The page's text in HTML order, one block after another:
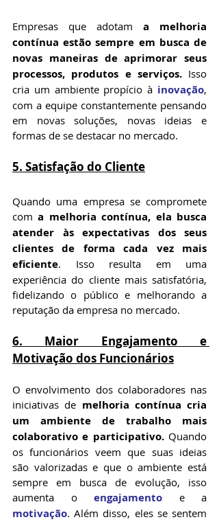
Empresas que adotam a melhoria
contínua estão sempre em busca de
novas maneiras de aprimorar seus
processos, produtos e serviços. Isso
cria um ambiente propício à inovação,
com a equipe constantemente pensando
em novas soluções, novas ideias e
formas de se destacar no mercado.
5. Satisfação do Cliente
Quando uma empresa se compromete
com a melhoria contínua, ela busca
atender às expectativas dos seus
clientes de forma cada vez mais
eficiente. Isso resulta em uma
experiência do cliente mais satisfatória,
fidelizando o público e melhorando a
reputação da empresa no mercado.
6. Maior Engajamento e
Motivação dos Funcionários
O envolvimento dos colaboradores nas
iniciativas de melhoria contínua cria
um ambiente de trabalho mais
colaborativo e participativo. Quando
os funcionários veem que suas ideias
são valorizadas e que o ambiente está
sempre em busca de evolução, isso
aumenta o engajamento
motivação. Além disso, eles se sentem